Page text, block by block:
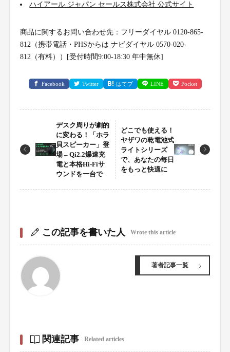
ハイアール ジャパン セールス株式会社 公式サイト
商品に関するお問い合わせ先：フリーダイヤル 0120-865-
812（携帯電話・PHSからは ナビダイヤル 0570-020-
812（有料））[受付時間9:00-18:30 年中無休]
Facebook Twitter はてブ LINE Pocket
デスク周りが劇的
に変わる！「ホラ
貝スピーカー」登
場 – Qi2.2爆速充
電と本格Hi-Fiサ
ウンドを一台で
どこでも使える！
ヤザワの乾電池式
ライトシリーズ
で、あなたの毎日
をもっと快適に
この記事を書いた人 Wrote this article
著者記事一覧
関連記事 Related articles